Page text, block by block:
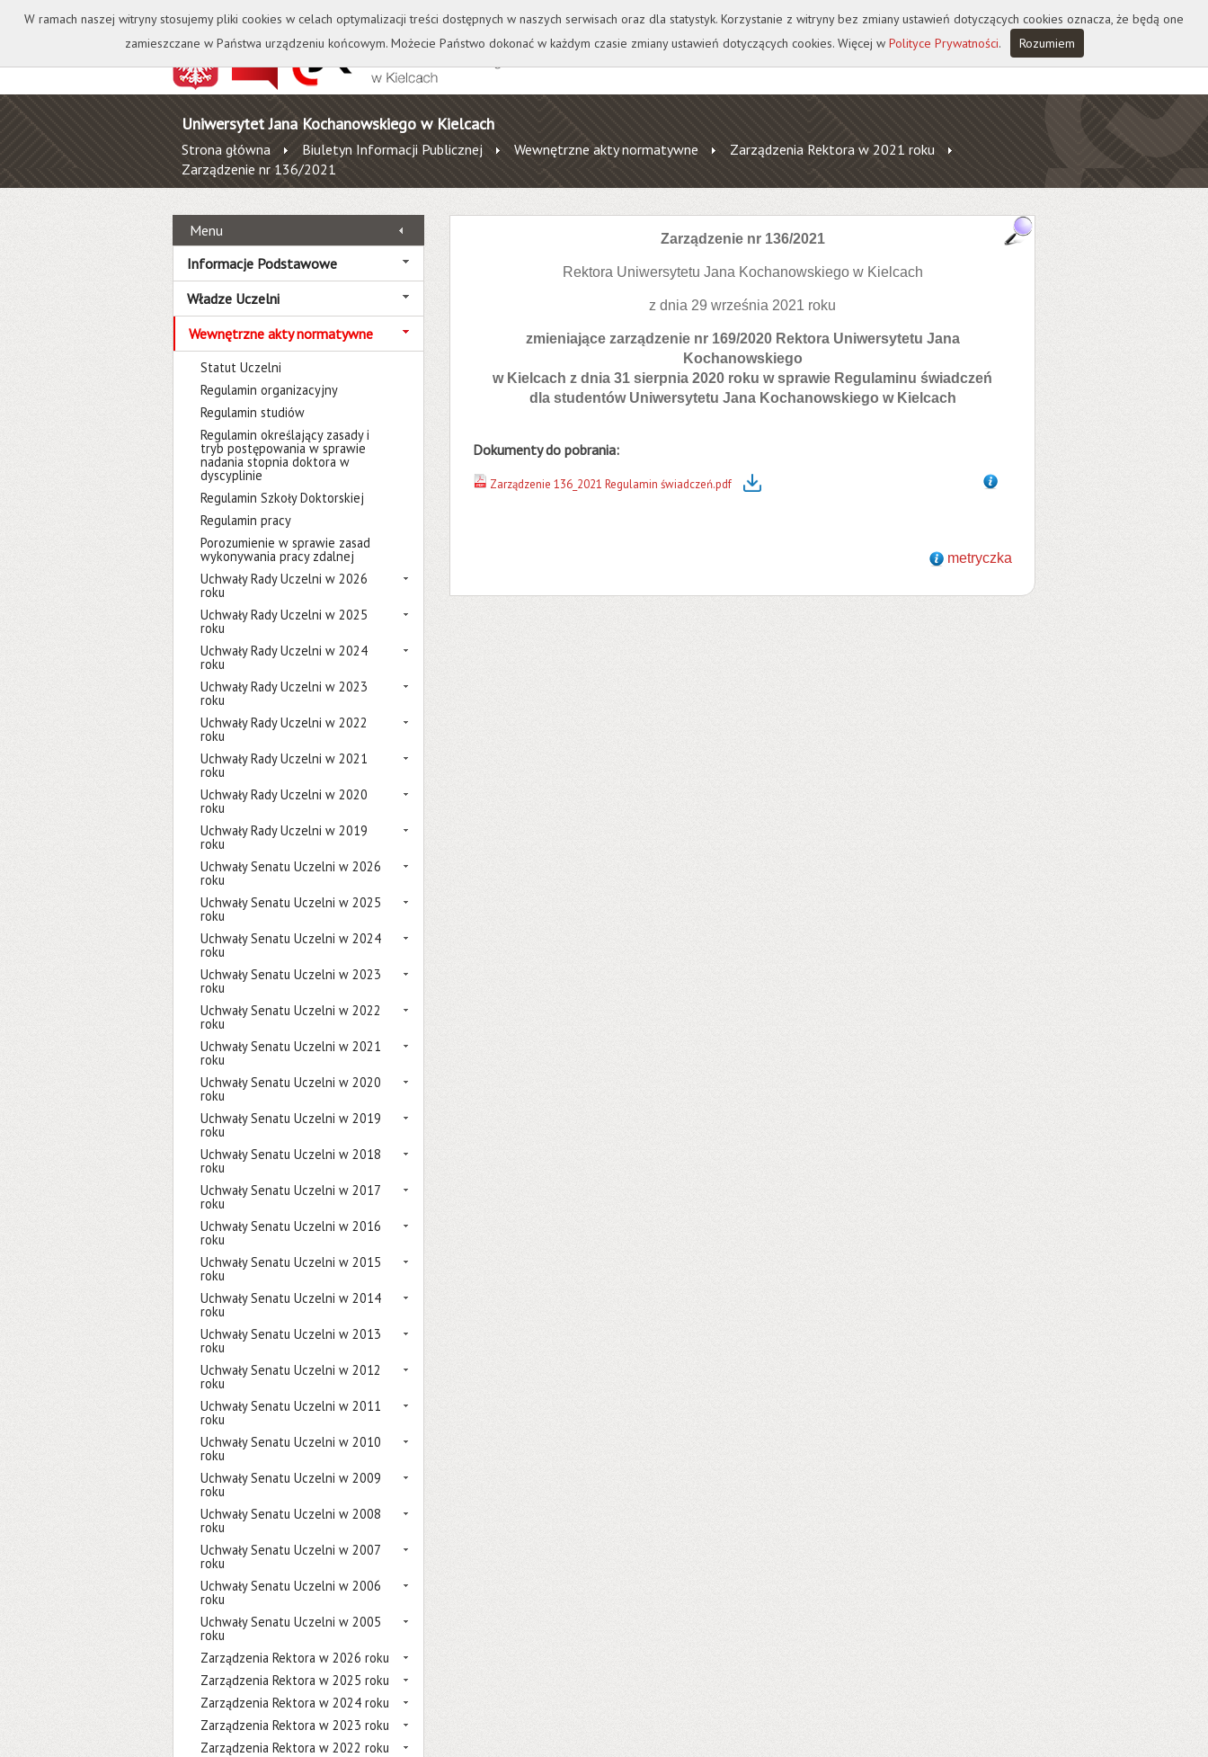
Kontakt Biblioteka Wydawnictwo Wirtualna Uczelnia A A A A
Uniwersytet Jana Kochanowskiego w Kielcach
Strona główna Biuletyn Informacji Publicznej Wewnętrzne akty normatywne
Zarządzenia Rektora w 2021 roku
Zarządzenie nr 136/2021
Menu
Informacje Podstawowe
Władze Uczelni
Wewnętrzne akty normatywne
Statut Uczelni
Regulamin organizacyjny
Regulamin studiów
Regulamin określający zasady i
tryb postępowania w sprawie
nadania stopnia doktora w
dyscyplinie
Regulamin Szkoły Doktorskiej
Regulamin pracy
Porozumienie w sprawie zasad
wykonywania pracy zdalnej
Uchwały Rady Uczelni w 2026
roku
Uchwały Rady Uczelni w 2025
roku
Uchwały Rady Uczelni w 2024
roku
Uchwały Rady Uczelni w 2023
roku
Uchwały Rady Uczelni w 2022
roku
Uchwały Rady Uczelni w 2021
roku
Uchwały Rady Uczelni w 2020
roku
Uchwały Rady Uczelni w 2019
roku
Uchwały Senatu Uczelni w 2026
roku
Uchwały Senatu Uczelni w 2025
roku
Uchwały Senatu Uczelni w 2024
roku
Uchwały Senatu Uczelni w 2023
roku
Uchwały Senatu Uczelni w 2022
roku
Uchwały Senatu Uczelni w 2021
roku
Uchwały Senatu Uczelni w 2020
roku
Uchwały Senatu Uczelni w 2019
roku
Uchwały Senatu Uczelni w 2018
roku
Uchwały Senatu Uczelni w 2017
roku
Uchwały Senatu Uczelni w 2016
roku
Uchwały Senatu Uczelni w 2015
roku
Uchwały Senatu Uczelni w 2014
roku
Uchwały Senatu Uczelni w 2013
roku
Uchwały Senatu Uczelni w 2012
roku
Uchwały Senatu Uczelni w 2011
roku
Uchwały Senatu Uczelni w 2010
roku
Uchwały Senatu Uczelni w 2009
roku
Uchwały Senatu Uczelni w 2008
roku
Uchwały Senatu Uczelni w 2007
roku
Uchwały Senatu Uczelni w 2006
roku
Uchwały Senatu Uczelni w 2005
roku
Zarządzenia Rektora w 2026 roku
Zarządzenia Rektora w 2025 roku
Zarządzenia Rektora w 2024 roku
Zarządzenia Rektora w 2023 roku
Zarządzenia Rektora w 2022 roku
Zarządzenie nr 136/2021
Rektora Uniwersytetu Jana Kochanowskiego w Kielcach
z dnia 29 września 2021 roku
zmieniające zarządzenie nr 169/2020 Rektora Uniwersytetu Jana
Kochanowskiego
w Kielcach z dnia 31 sierpnia 2020 roku w sprawie Regulaminu świadczeń
dla studentów Uniwersytetu Jana Kochanowskiego w Kielcach
Dokumenty do pobrania:
Zarządzenie 136_2021 Regulamin świadczeń.pdf
metryczka
W ramach naszej witryny stosujemy pliki cookies w celach optymalizacji treści dostępnych w naszych serwisach oraz dla statystyk. Korzystanie z witryny bez zmiany ustawień dotyczących cookies oznacza, że będą one
zamieszczane w Państwa urządzeniu końcowym. Możecie Państwo dokonać w każdym czasie zmiany ustawień dotyczących cookies. Więcej w Polityce Prywatności. Rozumiem